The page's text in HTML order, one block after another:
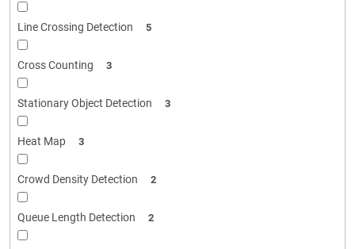
Line Crossing Detection 5
Cross Counting 3
Stationary Object Detection 3
Heat Map 3
Crowd Density Detection 2
Queue Length Detection 2